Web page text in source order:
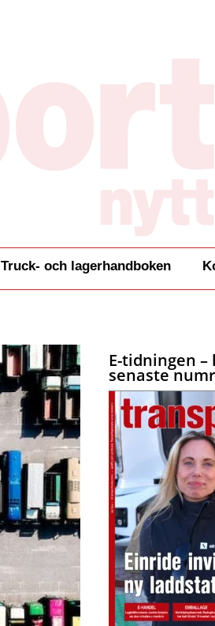
Truck- och lagerhandboken
E-tidningen –
senaste